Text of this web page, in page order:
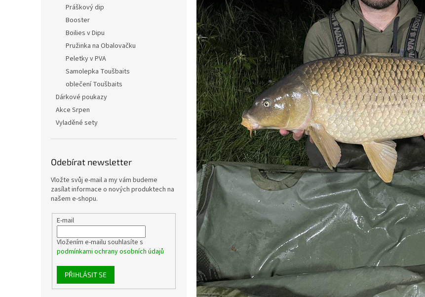
Práškový dip
Booster
Boilies v Dipu
Pružinka na Obalovačku
Peletky v PVA
Samolepka Toušbaits
oblečení Toušbaits
Dárkové poukazy
Akce Srpen
Vyladěné sety
Odebírat newsletter
Vložte svůj e-mail a my vám budeme
zasílat informace o nových produktech na
našem e-shopu.
E-mail
Vložením e-mailu souhlasíte s
podmínkami ochrany osobních údajů
PŘIHLÁSIT SE